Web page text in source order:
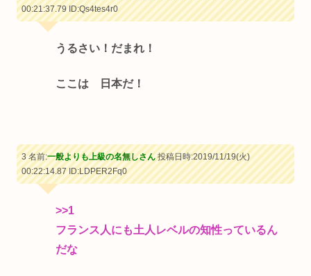
00:21:37.79ID:Qs4tes4r0
うるさい！だまれ！
ここは 日本だ！
3 名前:一般よりも上級の名無しさん投稿日時:2019/11/19(火)
00:22:14.87ID:LDPER2Fq0
>>1
フランス人にも土人レベルの知性っているん
だな